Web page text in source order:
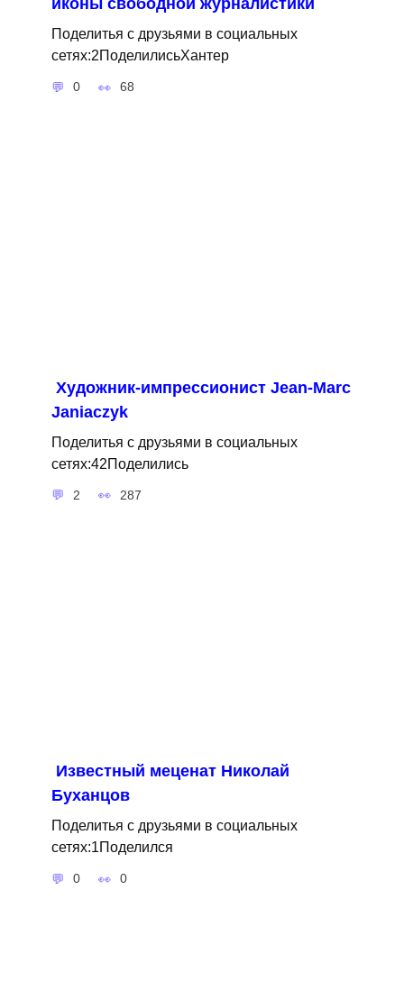
иконы свободной журналистики
Поделитья с друзьями в социальных
сетях:2ПоделилисьХантер
0 68
Художник-импрессионист Jean-Marc
Janiaczyk
Поделитья с друзьями в социальных
сетях:42Поделились
2 287
Известный меценат Николай
Буханцов
Поделитья с друзьями в социальных
сетях:1Поделился
0 0